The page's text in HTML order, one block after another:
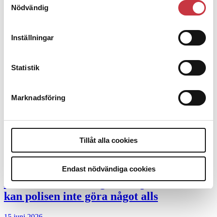
Nödvändig
Inställningar
Statistik
Marknadsföring
Tillåt alla cookies
Endast nödvändiga cookies
Desktopannnons
9 juli 2026
Slutreplik:
kunskapsstyrning – inte om forskarnas
Replik:Det är inte evidenskrav som
bakbinder polisen
Debatt:Med för höga krav på evidens
kan polisen inte göra något alls